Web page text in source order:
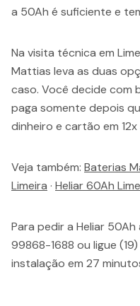
a 50Ah é suficiente e
Na visita técnica em
Mattias leva as duas
caso. Você decide com
paga somente depois
dinheiro e cartão em
Veja também: Baterias
Limeira · Heliar 60Ah
Para pedir a Heliar
99868-1688 ou ligue
instalação em 27